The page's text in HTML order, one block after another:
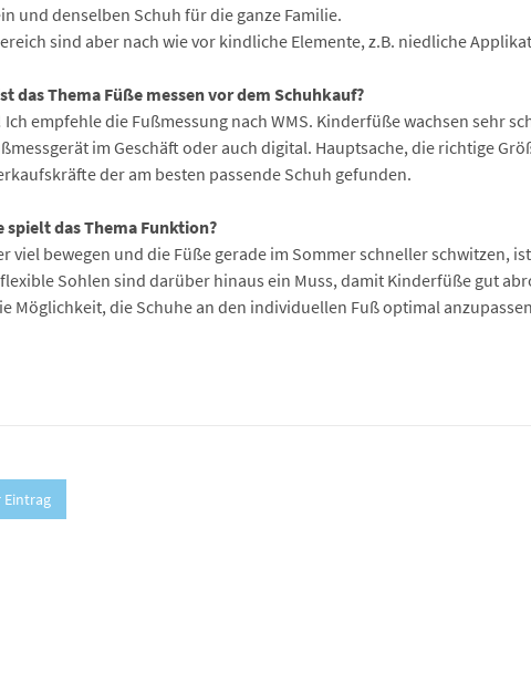
und denselben Schuh für die ganze Familie.
sind aber nach wie vor kindliche Elemente, z.B. niedliche
das Thema Füße messen vor dem Schuhkauf?
empfehle die Fußmessung nach WMS. Kinderfüße wachsen sehr
im Geschäft oder auch digital. Hauptsache, die richtige
der am besten passende Schuh gefunden.
spielt das Thema Funktion?
viel bewegen und die Füße gerade im Sommer schneller schwitzen,
Sohlen sind darüber hinaus ein Muss, damit Kinderfüße gut
Möglichkeit, die Schuhe an den individuellen Fuß optimal
Eintrag